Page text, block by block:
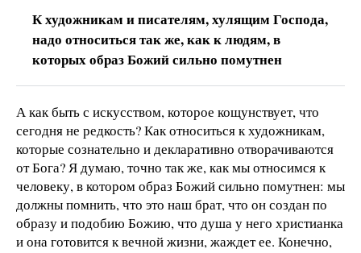
К художникам и писателям, хулящим Господа,
надо относиться так же, как к людям, в
которых образ Божий сильно помутнен
А как быть с искусством, которое кощунствует, что
сегодня не редкость? Как относиться к художникам,
которые сознательно и декларативно отворачиваются
от Бога? Я думаю, точно так же, как мы относимся к
человеку, в котором образ Божий сильно помутнен: мы
должны помнить, что это наш брат, что он создан по
образу и подобию Божию, что душа у него христианка
и она готовится к вечной жизни, жаждет ее. Конечно,